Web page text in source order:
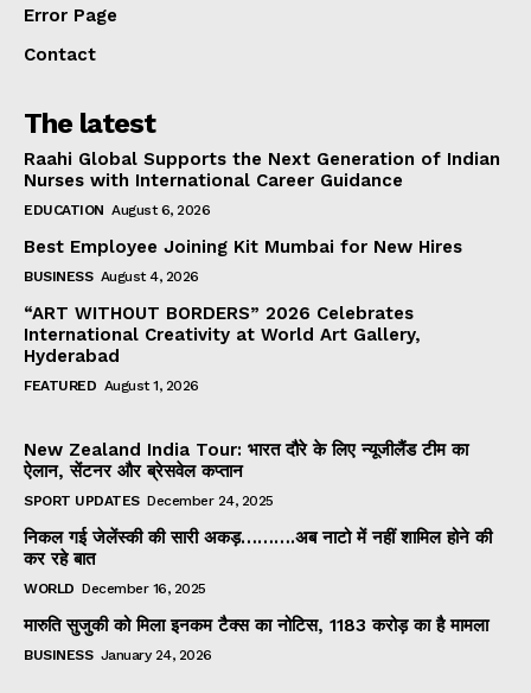
Error Page
Contact
The latest
Raahi Global Supports the Next Generation of Indian
Nurses with International Career Guidance
EDUCATION August 6, 2026
Best Employee Joining Kit Mumbai for New Hires
BUSINESS August 4, 2026
“ART WITHOUT BORDERS” 2026 Celebrates
International Creativity at World Art Gallery,
Hyderabad
FEATURED August 1, 2026
New Zealand India Tour: भारत दौरे के लिए न्यूजीलैंड टीम का
ऐलान, सेंटनर और ब्रेसवेल कप्तान
SPORT UPDATES December 24, 2025
निकल गई जेलेंस्की की सारी अकड़……….अब नाटो में नहीं शामिल होने की
कर रहे बात
WORLD December 16, 2025
मारुति सुजुकी को मिला इनकम टैक्स का नोटिस, ₹1183 करोड़ का है मामला
BUSINESS January 24, 2026